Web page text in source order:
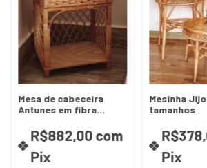
Mesa de cabeceira
Antunes em fibra
R$882,00 com
Pix
Mesinha
tamanhos
Pix